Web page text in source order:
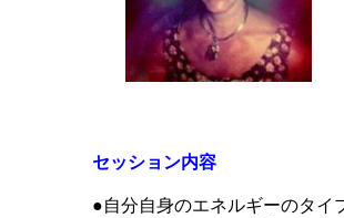
セッション内容
●自分自身のエネルギーのタイ